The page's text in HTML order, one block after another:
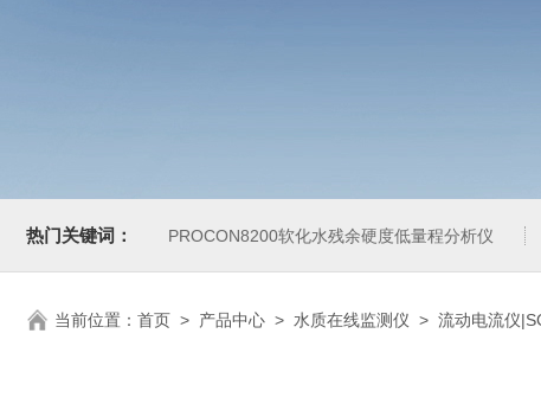
热门关键词： PROCON8200软化水残余硬度低量程分析仪
当前位置： 首页 > 产品中心 > 水质在线监测仪 > 流动电流仪